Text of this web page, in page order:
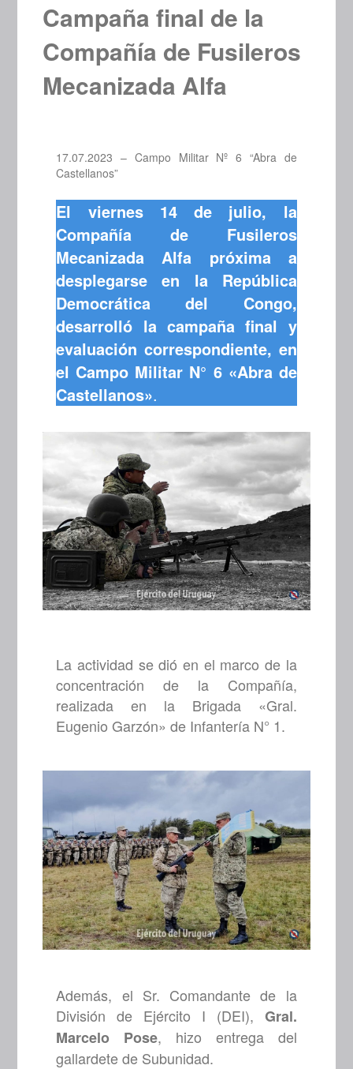
Campaña final de la
Compañía de Fusileros
Mecanizada Alfa
17.07.2023 – Campo Militar Nº 6 “Abra de
Castellanos”
El viernes 14 de julio, la
Compañía de Fusileros
Mecanizada Alfa próxima a
desplegarse en la República
Democrática del Congo,
desarrolló la campaña final y
evaluación correspondiente, en
el Campo Militar N° 6 «Abra de
Castellanos».
La actividad se dió en el marco de la
concentración de la Compañía,
realizada en la Brigada «Gral.
Eugenio Garzón» de Infantería N° 1.
Además, el Sr. Comandante de la
División de Ejército I (DEI), Gral.
Marcelo Pose, hizo entrega del
gallardete de Subunidad.